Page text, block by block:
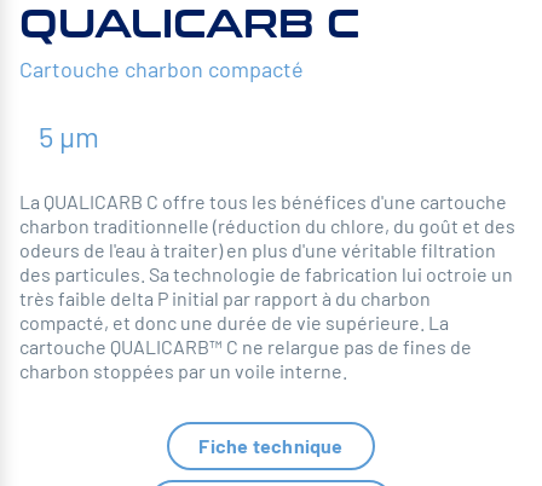
QUALICARB C
Cartouche charbon compacté
5 µm
La QUALICARB C offre tous les bénéfices d'une cartouche
charbon traditionnelle (réduction du chlore, du goût et des
odeurs de l'eau à traiter) en plus d'une véritable filtration
des particules. Sa technologie de fabrication lui octroie un
très faible delta P initial par rapport à du charbon
compacté, et donc une durée de vie supérieure. La
cartouche QUALICARB™ C ne relargue pas de fines de
charbon stoppées par un voile interne.
Fiche technique